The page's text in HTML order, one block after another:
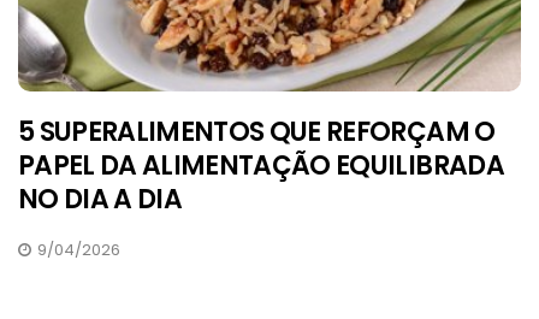
5 SUPERALIMENTOS QUE REFORÇAM O
PAPEL DA ALIMENTAÇÃO EQUILIBRADA
NO DIA A DIA
9/04/2026